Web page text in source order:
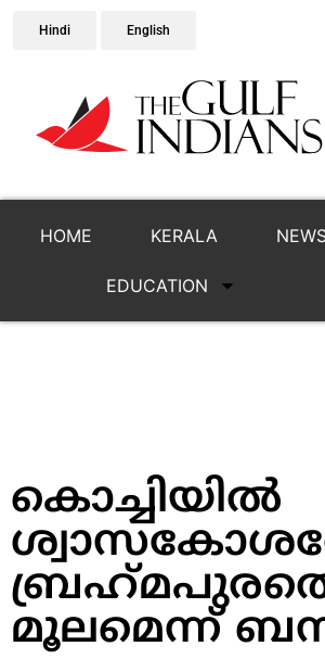
Hindi English
HOME KERALA
EDUCATION
കൊച്ചിയില്‍
മൂലമെന്ന്